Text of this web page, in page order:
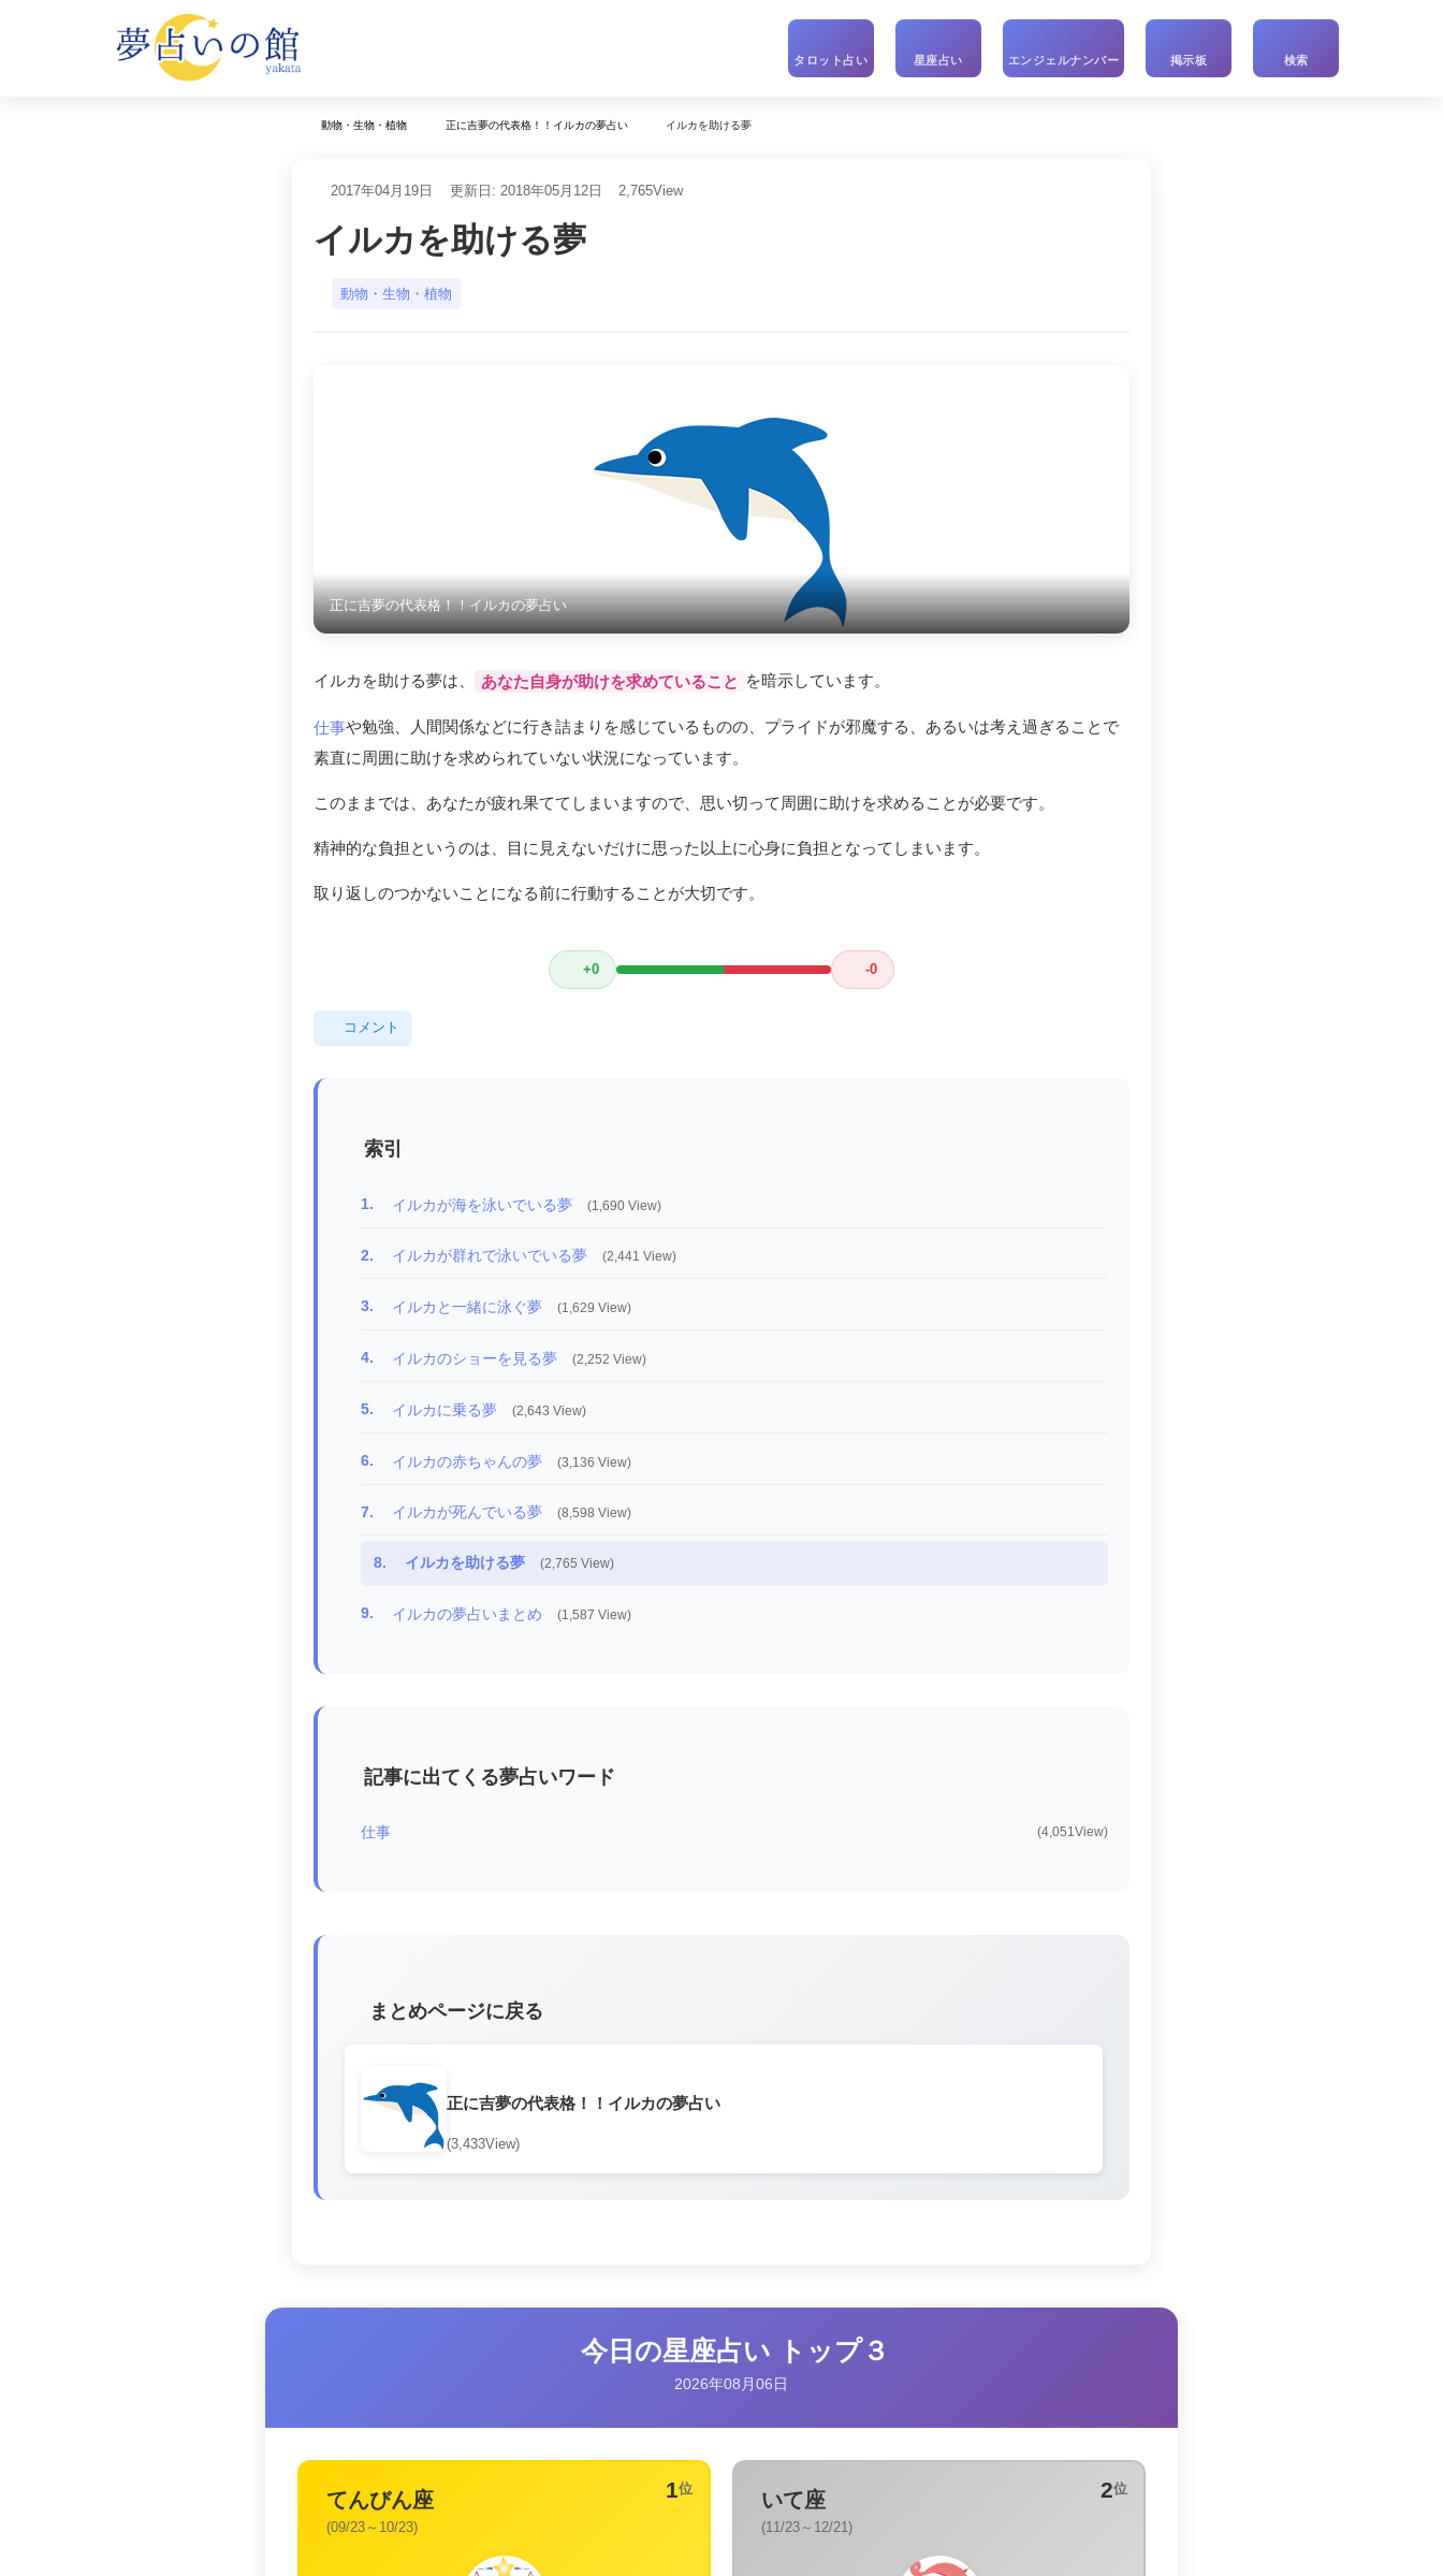
タロット占い 星座占い エンジェルナンバー 掲示板 検索
動物・生物・植物 正に吉夢の代表格！！イルカの夢占い イルカを助ける夢
2017年04月19日 更新日: 2018年05月12日 2,765View
イルカを助ける夢
動物・生物・植物
正に吉夢の代表格！！イルカの夢占い
イルカを助ける夢は、 あなた自身が助けを求めていること を暗示しています。
仕事や勉強、人間関係などに行き詰まりを感じているものの、プライドが邪魔する、あるいは考え過ぎることで
素直に周囲に助けを求められていない状況になっています。
このままでは、あなたが疲れ果ててしまいますので、思い切って周囲に助けを求めることが必要です。
精神的な負担というのは、目に見えないだけに思った以上に心身に負担となってしまいます。
取り返しのつかないことになる前に行動することが大切です。
+0 -0
コメント
索引
1. イルカが海を泳いでいる夢 (1,690 View)
2. イルカが群れで泳いでいる夢 (2,441 View)
3. イルカと一緒に泳ぐ夢 (1,629 View)
4. イルカのショーを見る夢 (2,252 View)
5. イルカに乗る夢 (2,643 View)
6. イルカの赤ちゃんの夢 (3,136 View)
7. イルカが死んでいる夢 (8,598 View)
8. イルカを助ける夢 (2,765 View)
9. イルカの夢占いまとめ (1,587 View)
記事に出てくる夢占いワード
仕事 (4,051View)
まとめページに戻る
正に吉夢の代表格！！イルカの夢占い
(3,433View)
今日の星座占い トップ３
2026年08月06日
1位
てんびん座
(09/23～10/23)
2位
いて座
(11/23～12/21)